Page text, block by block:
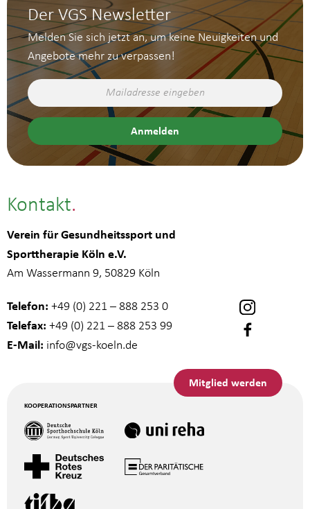
Der VGS Newsletter
Melden Sie sich jetzt an, um keine Neuigkeiten und
Angebote mehr zu verpassen!
Kontakt
Verein für Gesundheitssport und
Sporttherapie Köln e.V.
Am Wassermann 9, 50829 Köln
Telefon: +49 (0) 221 – 888 253 0
Telefax: +49 (0) 221 – 888 253 99
E-Mail: info@vgs-koeln.de
Mitglied werden
KOOPERATIONSPARTNER